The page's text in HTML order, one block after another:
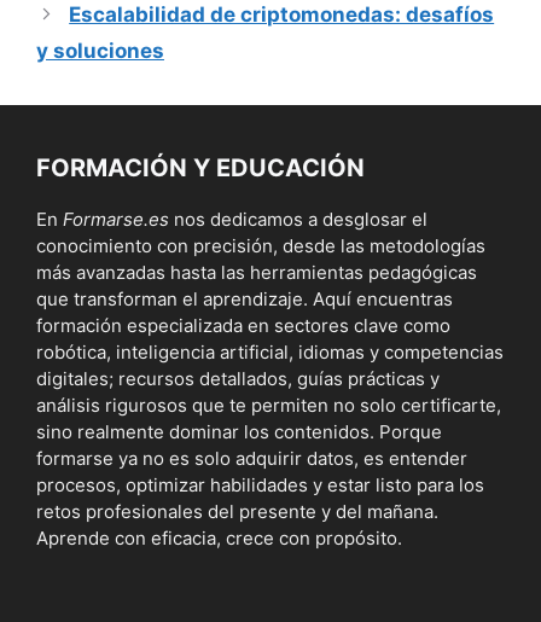
Escalabilidad de criptomonedas: desafíos
y soluciones
FORMACIÓN Y EDUCACIÓN
En Formarse.es nos dedicamos a desglosar el
conocimiento con precisión, desde las metodologías
más avanzadas hasta las herramientas pedagógicas
que transforman el aprendizaje. Aquí encuentras
formación especializada en sectores clave como
robótica, inteligencia artificial, idiomas y competencias
digitales; recursos detallados, guías prácticas y
análisis rigurosos que te permiten no solo certificarte,
sino realmente dominar los contenidos. Porque
formarse ya no es solo adquirir datos, es entender
procesos, optimizar habilidades y estar listo para los
retos profesionales del presente y del mañana.
Aprende con eficacia, crece con propósito.